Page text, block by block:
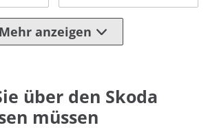
Mehr anzeigen
über den Skoda
müssen